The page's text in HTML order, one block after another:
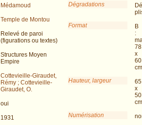
Médamoud
Temple de Montou
Relevé de paroi
(figurations ou textes)
Structures Moyen
Empire
Cottevieille-Giraudet,
Rémy ; Cottevieille-
Giraudet, O.
oui
1931
Dégradations
Format
B
:
78
x
60
cm
Hauteur, largeur
65
x
cm
Numérisation